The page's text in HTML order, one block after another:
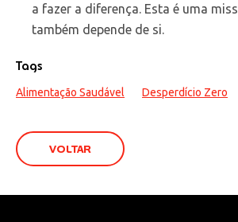
a fazer a diferença. Esta é uma
também depende de si.
Tags
Alimentação Saudável Desperdício Zero
VOLTAR